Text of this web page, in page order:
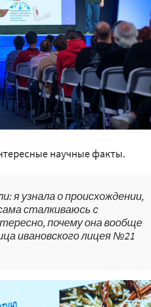
научные факты.
я узнала о происхождении,
сталкиваюсь с
почему она вообще
ивановского лицея №21